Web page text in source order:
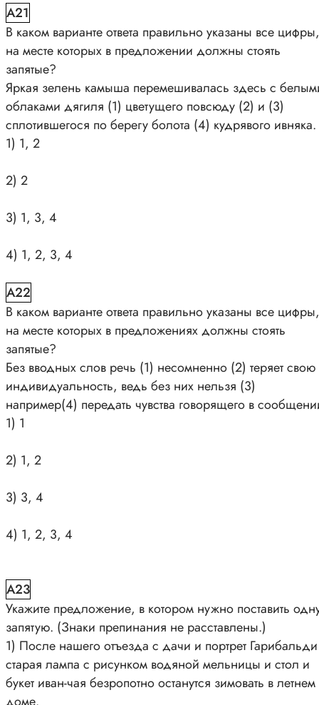
A21
В каком варианте ответа правильно указаны все цифры,
на месте которых в предложении должны стоять
запятые?
Яркая зелень камыша перемешивалась здесь с
облаками дягиля (1) цветущего повсюду (2) и (3)
сплотившегося по берегу болота (4) кудрявого ивняка.
1) 1, 2
2) 2
3) 1, 3, 4
4) 1, 2, 3, 4
A22
В каком варианте ответа правильно указаны все цифры,
на месте которых в предложениях должны стоять
запятые?
Без вводных слов речь (1) несомненно (2) теряет свою
индивидуальность, ведь без них нельзя (3)
например(4) передать чувства говорящего в
1) 1
2) 1, 2
3) 3, 4
4) 1, 2, 3, 4
A23
Укажите предложение, в котором нужно поставить
запятую. (Знаки препинания не расставлены.)
1) После нашего отъезда с дачи и портрет
старая лампа с рисунком водяной мельницы и стол и
букет иван-чая безропотно останутся зимовать в летнем